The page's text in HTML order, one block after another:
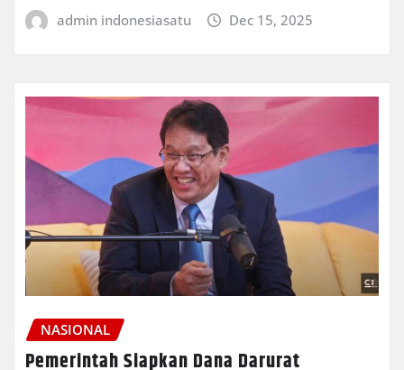
admin indonesiasatu Dec 15, 2025
NASIONAL
Pemerintah Siapkan Dana Darurat